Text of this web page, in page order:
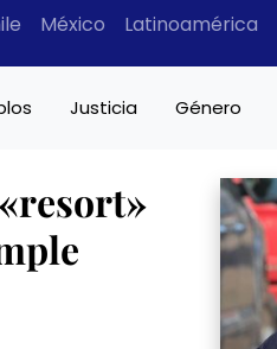
México Latinoamérica
Justicia Género